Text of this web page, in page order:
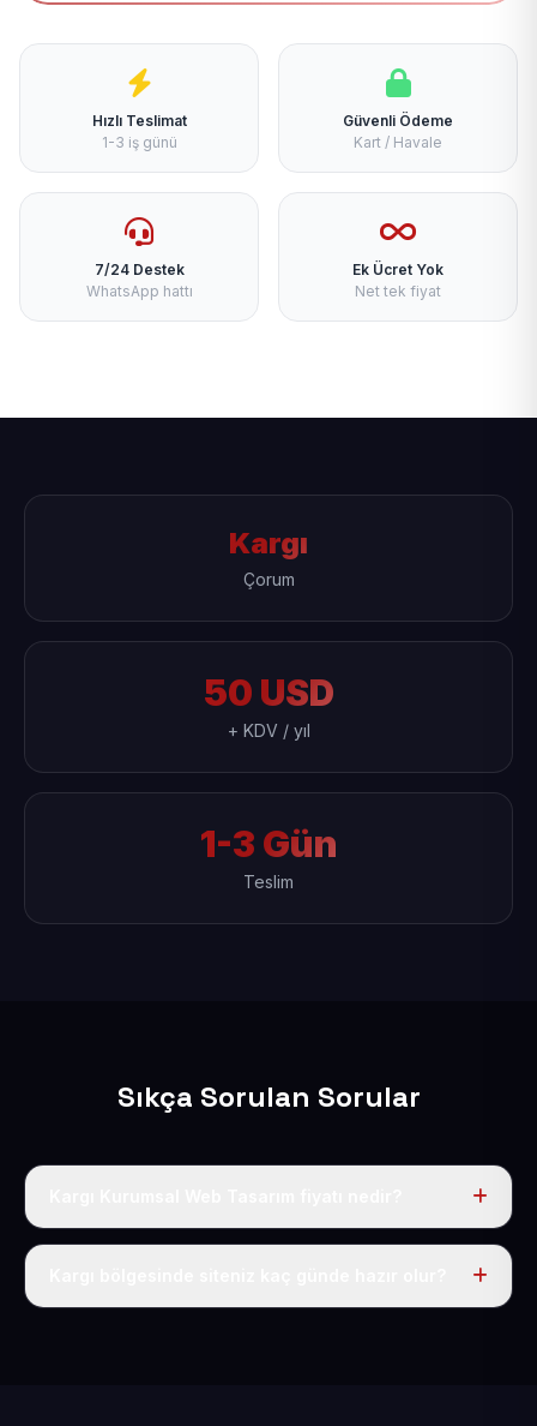
Hızlı Teslimat
1-3 iş günü
Güvenli Ödeme
Kart / Havale
7/24 Destek
WhatsApp hattı
Ek Ücret Yok
Net tek fiyat
Kargı
Çorum
50 USD
+ KDV / yıl
1-3 Gün
Teslim
Sıkça Sorulan Sorular
Tek fiyat uygulanır: yıllık 50 USD + KDV. Bu bedele alan